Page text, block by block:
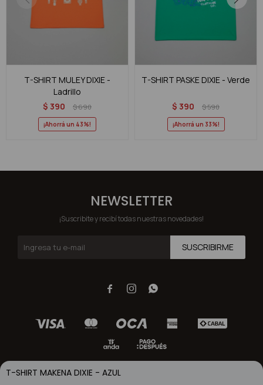
T-SHIRT MAKENA DIXIE - AZUL
T-SHIRT MULEY DIXIE -
Ladrillo
$ 390 $690
43
T-SHIRT PASKE DIXIE - Verde
$ 390 $590
33
NEWSLETTER
¡Suscribite y recibí todas nuestras novedades!
SUSCRIBIRME
  